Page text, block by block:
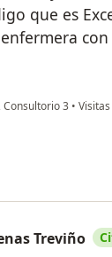
que es
Consultorio 3 •
Treviño